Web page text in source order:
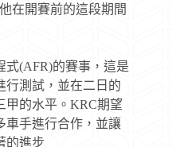
在開賽前的這段期間
式(AFR)的賽事，這是
行測試，並在二日的
甲的水平。KRC期望
車手進行合作，並讓
的進步